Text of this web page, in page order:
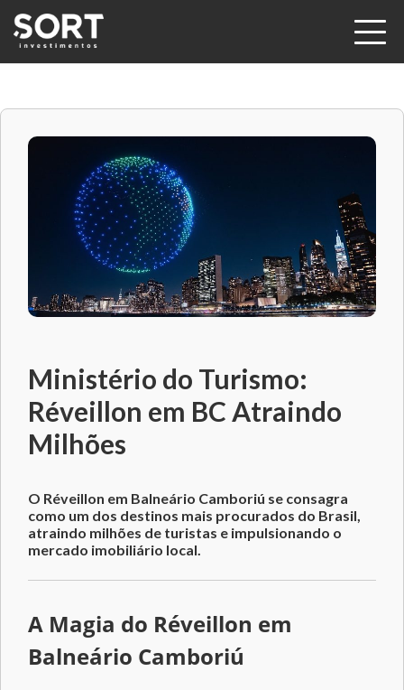
Ministério do Turismo:
Réveillon em BC Atraindo
Milhões
O Réveillon em Balneário Camboriú se consagra
como um dos destinos mais procurados do Brasil,
atraindo milhões de turistas e impulsionando o
mercado imobiliário local.
A Magia do Réveillon em
Balneário Camboriú